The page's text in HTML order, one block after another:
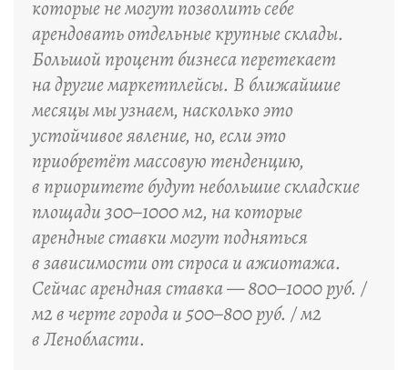
которые не могут позволить себе
арендовать отдельные крупные склады.
Большой процент бизнеса перетекает
на другие маркетплейсы. В ближайшие
месяцы мы узнаем, насколько это
устойчивое явление, но, если это
приобретёт массовую тенденцию,
в приоритете будут небольшие складские
площади 300–1000 м2, на которые
арендные ставки могут подняться
в зависимости от спроса и ажиотажа.
Сейчас арендная ставка — 800–1000 руб. /
м2 в черте города и 500–800 руб. / м2
в Ленобласти.